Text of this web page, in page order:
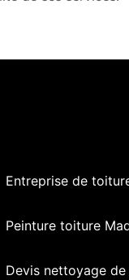
Entreprise de
Peinture toiture
Devis nettoyage